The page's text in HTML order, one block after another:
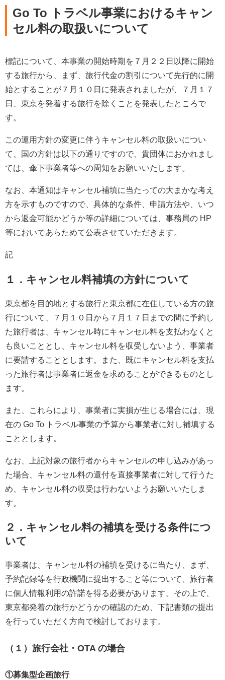
Go To トラベル事業におけるキャン
セル料の取扱いについて
標記について、本事業の開始時期を７月２２日以降に開始
する旅行から、まず、旅行代金の割引について先行的に開
始とすることが７月１０日に発表されましたが、７月１７
日、東京を発着する旅行を除くことを発表したところで
す。
この運用方針の変更に伴うキャンセル料の取扱いについ
て、国の方針は以下の通りですので、貴団体におかれまし
ては、傘下事業者等への周知をお願いいたします。
なお、本通知はキャンセル補填に当たっての大まかな考え
方を示すものですので、具体的な条件、申請方法や、いつ
から返金可能かどうか等の詳細については、事務局の HP
等においてあらためて公表させていただきます。
記
１．キャンセル料補填の方針について
東京都を目的地とする旅行と東京都に在住している方の旅
行について、７月１０日から７月１７日までの間に予約し
た旅行者は、キャンセル時にキャンセル料を支払わなくと
も良いこととし、キャンセル料を収受しないよう、事業者
に要請することとします。また、既にキャンセル料を支払
った旅行者は事業者に返金を求めることができるものとし
ます。
また、これらにより、事業者に実損が生じる場合には、現
在の Go To トラベル事業の予算から事業者に対し補填する
こととします。
なお、上記対象の旅行者からキャンセルの申し込みがあっ
た場合、キャンセル料の還付を直接事業者に対して行うた
め、キャンセル料の収受は行わないようお願いいたしま
す。
２．キャンセル料の補填を受ける条件につ
いて
事業者は、キャンセル料の補填を受けるに当たり、まず、
予約記録等を行政機関に提出すること等について、旅行者
に個人情報利用の許諾を得る必要があります。その上で、
東京都発着の旅行かどうかの確認のため、下記書類の提出
を行っていただく方向で検討しております。
（１）旅行会社・OTA の場合
①募集型企画旅行